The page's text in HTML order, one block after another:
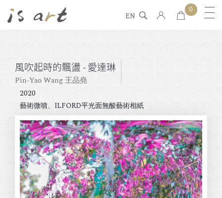
EN
0
風吹起時的飄盪 - 愛達琳
Pin-Yao Wang 王品堯
2020
藝術微噴、ILFORD平光面無酸藝術相紙